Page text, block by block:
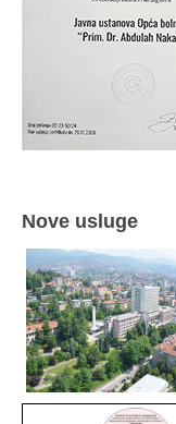
Nove usluge